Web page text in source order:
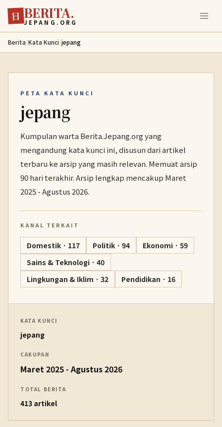
Lewati ke konten utama
日 BERITA.
JEPANG.ORG
Berita/Kata Kunci/jepang
PETA KATA KUNCI
jepang
Kumpulan warta Berita.Jepang.org yang
mengandung kata kunci ini, disusun dari artikel
terbaru ke arsip yang masih relevan. Memuat arsip
90 hari terakhir. Arsip lengkap mencakup Maret
2025 - Agustus 2026.
KANAL TERKAIT
Domestik · 117 Politik · 94
Ekonomi · 59
Sains & Teknologi · 40
Lingkungan & Iklim · 32
Pendidikan · 16
KATA KUNCI
jepang
CAKUPAN
Maret 2025 - Agustus 2026
TOTAL BERITA
413 artikel